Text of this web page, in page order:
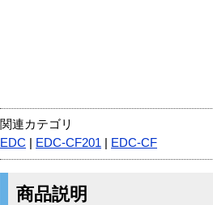
関連カテゴリ
EDC
EDC-CF201 EDC-CF
商品説明